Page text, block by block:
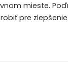
mieste.
pre